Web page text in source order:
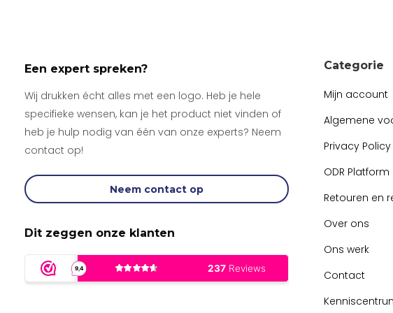
Een expert spreken?
Wij drukken écht alles met een logo. Heb je hele
specifieke wensen, kan je het product niet vinden of
heb je hulp nodig van één van onze experts? Neem
contact op!
Neem contact op
Dit zeggen onze klanten
Categorie
Mijn account
Algemene
Privacy Policy
ODR Platform
Retouren en
Over ons
Ons werk
Contact